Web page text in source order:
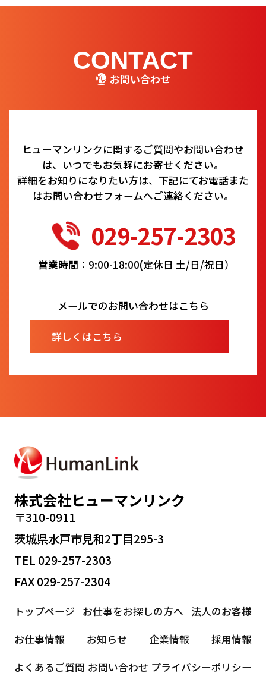
CONTACT
お問い合わせ
ヒューマンリンクに関するご質問やお問い合わせ
は、いつでもお気軽にお寄せください。
詳細をお知りになりたい方は、下記にてお電話また
はお問い合わせフォームへご連絡ください。
029-257-2303
営業時間：9:00-18:00(定休日 土/日/祝日）
メールでのお問い合わせはこちら
詳しくはこちら
株式会社ヒューマンリンク
〒310-0911
茨城県水戸市見和2丁目295-3
TEL 029-257-2303
FAX 029-257-2304
トップページ お仕事をお探しの方へ
法人のお客様
お仕事情報
お知らせ 企業情報
採用情報
よくあるご質問 お問い合わせ プライバシーポリシー